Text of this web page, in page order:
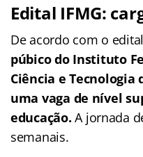
Edital IFMG:
De acordo com o
púbico do Instituto
Ciência e
uma vaga de nível
educação.A jornada
semanais.